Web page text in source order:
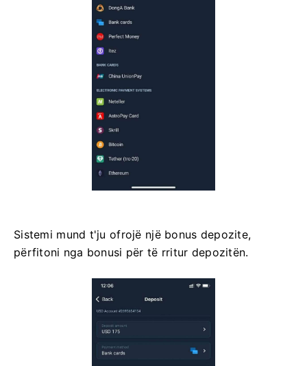
Sistemi mund t'ju ofrojë një bonus depozite,
përfitoni nga bonusi për të rritur depozitën.